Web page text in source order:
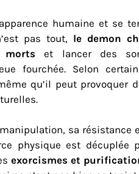
humaine et se
pas tout, le demon
et lancer des
fourchée. Selon
qu’il peut provoquer
sa résistance
physique est décuplée
exorcismes et